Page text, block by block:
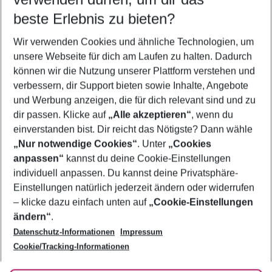
5-8 Nächte
2 Erwachsene Keine Kinder
Mehr Filter anzeigen
Footer
Footer navigation
Über uns
AGB
Bestpreisgarantie
Cookie-Einstellungen ändern
Cookie-Richtlinie
Agenturbetreuung
Barrierefreies Reisen
Folge uns
beste Erlebnis zu bieten?
Wir verwenden Cookies und ähnliche Technologien, um
unsere Webseite für dich am Laufen zu halten. Dadurch
können wir die Nutzung unserer Plattform verstehen und
verbessern, dir Support bieten sowie Inhalte, Angebote
und Werbung anzeigen, die für dich relevant sind und zu
dir passen. Klicke auf „Alle akzeptieren“, wenn du
einverstanden bist. Dir reicht das Nötigste? Dann wähle
„Nur notwendige Cookies“. Unter „Cookies
anpassen“ kannst du deine Cookie-Einstellungen
individuell anpassen. Du kannst deine Privatsphäre-
Einstellungen natürlich jederzeit ändern oder widerrufen
– klicke dazu einfach unten auf „Cookie-Einstellungen
ändern“.
Datenschutz-Informationen
Impressum
Cookie/Tracking-Informationen